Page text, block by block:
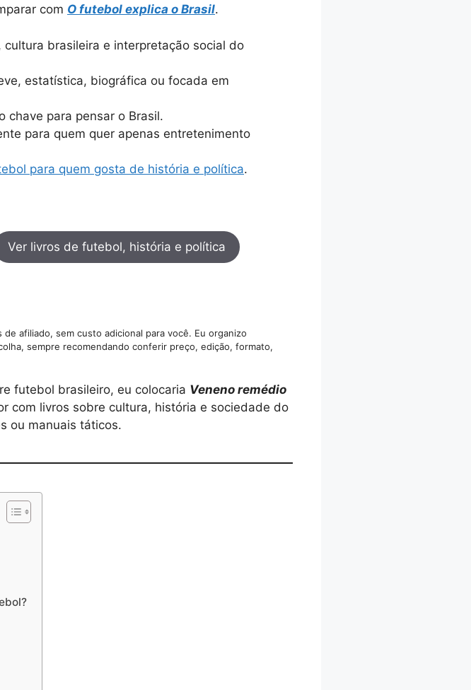
com O futebol explica o Brasil.
brasileira e interpretação social do
estatística, biográfica ou focada em
chave para pensar o Brasil.
para quem quer apenas entretenimento
para quem gosta de história e política.
Ver livros de futebol, história e política
afiliado, sem custo adicional para você. Eu organizo
sempre recomendando conferir preço, edição, formato,
futebol brasileiro, eu colocaria Veneno remédio
com livros sobre cultura, história e sociedade do
ou manuais táticos.